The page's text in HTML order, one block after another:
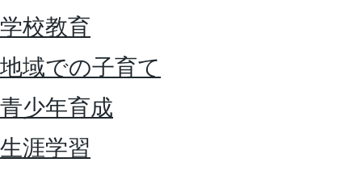
学校教育
地域での子育て
青少年育成
生涯学習